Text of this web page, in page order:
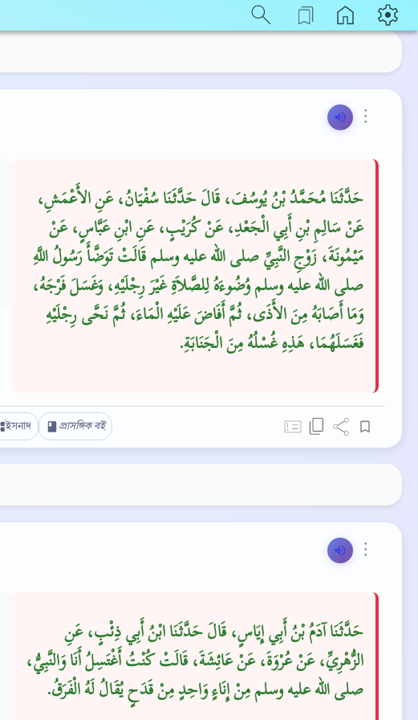
⋮
حَدَّثَنَا مُحَمَّدُ بْنُ يُوسُفَ، قَالَ حَدَّثَنَا سُفْيَانُ، عَنِ الأَعْمَشِ،
عَنْ سَالِمِ بْنِ أَبِي الْجَعْدِ، عَنْ كُرَيْبٍ، عَنِ ابْنِ عَبَّاسٍ، عَنْ
مَيْمُونَةَ، زَوْجِ النَّبِيِّ صلى الله عليه وسلم قَالَتْ تَوَضَّأَ رَسُولُ اللَّهِ
صلى الله عليه وسلم وُضُوءَهُ لِلصَّلاَةِ غَيْرَ رِجْلَيْهِ، وَغَسَلَ فَرْجَهُ،
وَمَا أَصَابَهُ مِنَ الأَذَى، ثُمَّ أَفَاضَ عَلَيْهِ الْمَاءَ، ثُمَّ نَحَّى رِجْلَيْهِ
فَغَسَلَهُمَا، هَذِهِ غُسْلُهُ مِنَ الْجَنَابَةِ‏.‏
ইসনাদ প্রাসঙ্গিক বই
⋮
حَدَّثَنَا آدَمُ بْنُ أَبِي إِيَاسٍ، قَالَ حَدَّثَنَا ابْنُ أَبِي ذِئْبٍ، عَنِ
الزُّهْرِيِّ، عَنْ عُرْوَةَ، عَنْ عَائِشَةَ، قَالَتْ كُنْتُ أَغْتَسِلُ أَنَا وَالنَّبِيُّ،
صلى الله عليه وسلم مِنْ إِنَاءٍ وَاحِدٍ مِنْ قَدَحٍ يُقَالُ لَهُ الْفَرَقُ‏.‏